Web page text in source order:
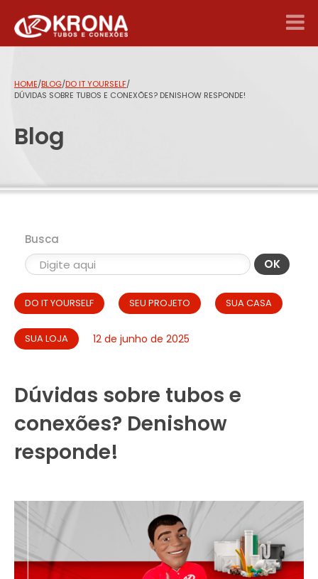
HOME/BLOG/DO IT YOURSELF/
DÚVIDAS SOBRE TUBOS E CONEXÕES? DENISHOW RESPONDE!
Blog
Busca
OK
DO IT YOURSELF SEU PROJETO SUA CASA
SUA LOJA 12 de junho de 2025
Dúvidas sobre tubos e
conexões? Denishow
responde!